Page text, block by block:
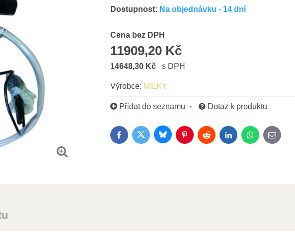
Dostupnost: Na objednávku - 14 dní
Cena bez DPH
11909,20 Kč
Cena s DPH
14648,30 Kč s DPH
Výrobce: MILKY
Přidat do seznamu Dotaz k produktu
FacebookTwitterBlueskyPinterestRedditLinkedInWhatsApp
E-mail